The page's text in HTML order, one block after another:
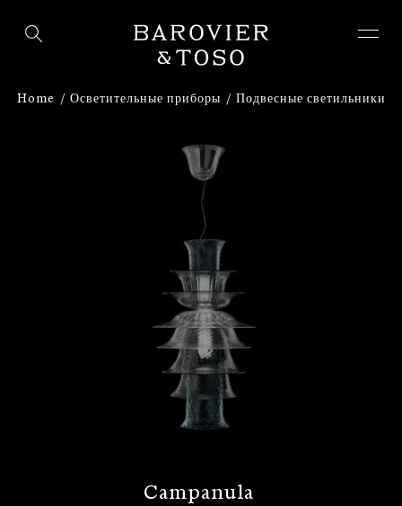
Home Осветительные приборы Подвесные светильники
Campanula
ВОЙТИ